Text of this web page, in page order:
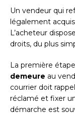
Un vendeur qui
légalement
L’acheteur
droits, du plus
La première
demeure au
courrier doit
réclamé et fixer
démarche est